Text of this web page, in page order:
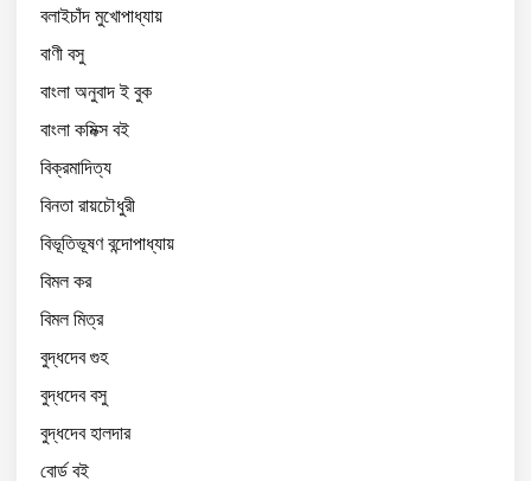
বলাইচাঁদ মুখোপাধ্যায়
বাণী বসু
বাংলা অনুবাদ ই বুক
বাংলা কমিক্স বই
বিক্রমাদিত্য
বিনতা রায়চৌধুরী
বিভূতিভূষণ বন্দোপাধ্যায়
বিমল কর
বিমল মিত্র
বুদ্ধদেব গুহ
বুদ্ধদেব বসু
বুদ্ধদেব হালদার
বোর্ড বই